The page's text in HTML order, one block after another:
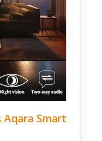
Smart